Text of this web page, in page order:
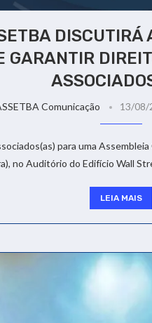
DISCUTIRÁ
GARANTIR
Comunicação 13/08/
para uma
no Auditório do Edifício Wall
LEIA MAIS